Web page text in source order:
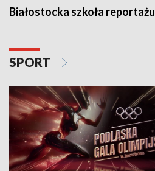
Białostocka szkoła reportażu
SPORT